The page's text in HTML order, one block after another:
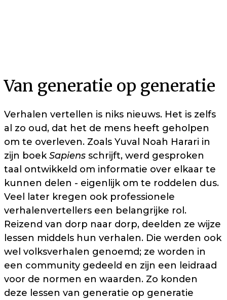
Van generatie op generatie
Verhalen vertellen is niks nieuws. Het is zelfs
al zo oud, dat het de mens heeft geholpen
om te overleven. Zoals Yuval Noah Harari in
zijn boekSapiens schrijft, werd gesproken
taal ontwikkeld om informatie over elkaar te
kunnen delen - eigenlijk om te roddelen dus.
Veel later kregen ook professionele
verhalenvertellers een belangrijke rol.
Reizend van dorp naar dorp, deelden ze wijze
lessen middels hun verhalen. Die werden ook
wel volksverhalen genoemd; ze worden in
een community gedeeld en zijn een leidraad
voor de normen en waarden. Zo konden
deze lessen van generatie op generatie